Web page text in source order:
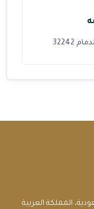
المملكة العربية